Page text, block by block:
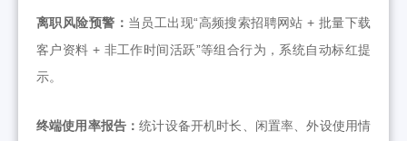
离职风险预警： 当员工出现“高频搜索招聘网站 + 批量下载
客户资料 + 非工作时间活跃”等组合行为，系统自动标红提
示。
终端使用率报告：统计设备开机时长、闲置率、外设使用情